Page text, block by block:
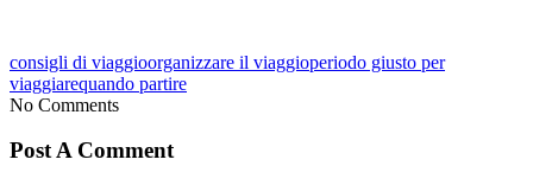
consigli di viaggioorganizzare il viaggioperiodo giusto per
viaggiarequando partire
No Comments
Post A Comment